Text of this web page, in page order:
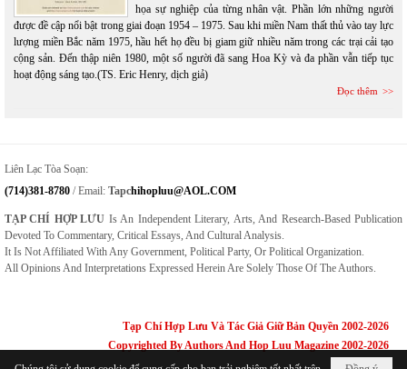
họa sự nghiệp của từng nhân vật. Phần lớn những người
được đề cập nổi bật trong giai đoạn 1954 – 1975. Sau khi miền Nam thất thủ vào tay lực
lượng miền Bắc năm 1975, hầu hết họ đều bị giam giữ nhiều năm trong các trại cải tạo
cộng sản. Đến thập niên 1980, một số người đã sang Hoa Kỳ và đa phần vẫn tiếp tục
hoạt động sáng tạo.(TS. Eric Henry, dịch giả)
Đọc thêm
Liên Lạc Tòa Soạn:
(714)381-8780 / Email: TapcHihopluu@AOL.COM
TẠP CHÍ HỢP LƯU Is An Independent Literary, Arts, And Research-Based Publication
Devoted To Commentary, Critical Essays, And Cultural Analysis.
It Is Not Affiliated With Any Government, Political Party, Or Political Organization.
All Opinions And Interpretations Expressed Herein Are Solely Those Of The Authors.
Tạp Chí Hợp Lưu Và Tác Giả Giữ Bản Quyền 2002-2026
Copyrighted By Authors And Hop Luu Magazine 2002-2026